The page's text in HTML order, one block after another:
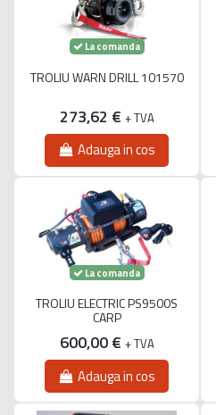
La comanda
TROLIU WARN DRILL 101570
273,62 € + TVA
Adauga in cos
La comanda
TROLIU ELECTRIC PS9500S
CARP
600,00 € + TVA
Adauga in cos